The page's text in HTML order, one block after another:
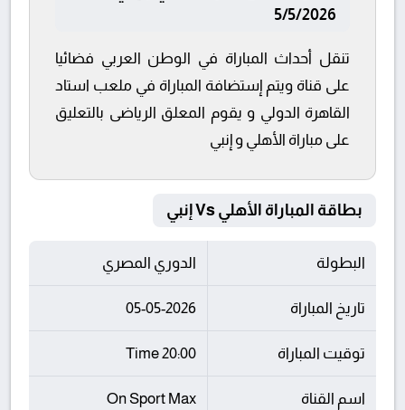
5/5/2026
تنقل أحداث المباراة في الوطن العربي فضائيا
على قناة ويتم إستضافة المباراة في ملعب استاد
القاهرة الدولي و يقوم المعلق الرياضى بالتعليق
على مباراة الأهلي و إنبي
بطاقة المباراة الأهلي Vs إنبي
البطولة الدوري المصري
تاريخ المباراة 05-05-2026
توقيت المباراة 20:00 Time
اسم القناة On Sport Max